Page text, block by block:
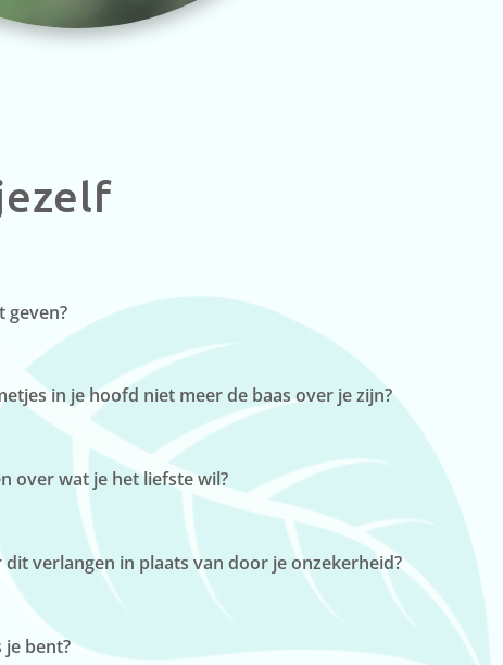
geven?
in je hoofd niet meer de baas over je zijn?
over wat je het liefste wil?
verlangen in plaats van door je onzekerheid?
je bent?